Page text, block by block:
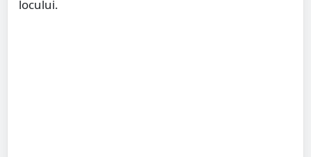
locului.